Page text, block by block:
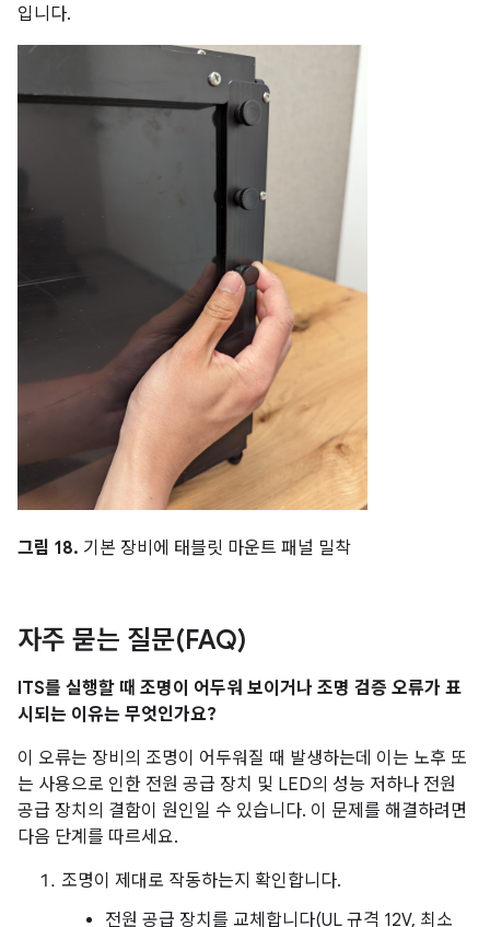
입니다.
그림 18. 기본 장비에 태블릿 마운트 패널 밀착
자주 묻는 질문(FAQ)
ITS를 실행할 때 조명이 어두워 보이거나 조명 검증 오류가 표
시되는 이유는 무엇인가요?
이 오류는 장비의 조명이 어두워질 때 발생하는데 이는 노후 또
는 사용으로 인한 전원 공급 장치 및 LED의 성능 저하나 전원
공급 장치의 결함이 원인일 수 있습니다. 이 문제를 해결하려면
다음 단계를 따르세요.
조명이 제대로 작동하는지 확인합니다.
전원 공급 장치를 교체합니다(UL 규격 12V, 최소